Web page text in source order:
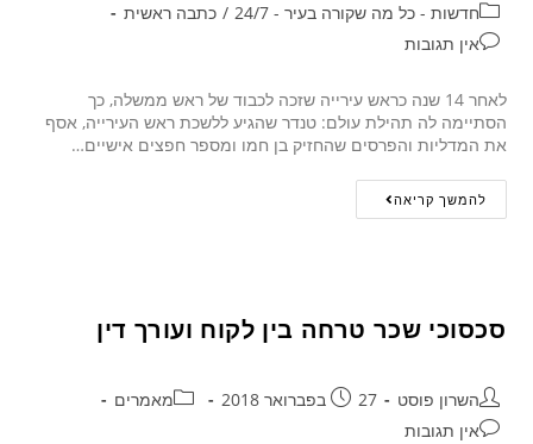
חדשות - כל מה שקורה בעיר - 24/7
/ כתבה ראשית
אין תגובות
לאחר 14 שנה כראש עירייה שזכה לכבוד של ראש ממשלה, כך
הסתיימה לה תהילת עולם: טנדר שהגיע ללשכת ראש העירייה, אסף
את המדליות והפרסים שהחזיק בן חמו ומספר חפצים אישיים…
להמשך קריאה
סכסוכי שכר טרחה בין לקוח ועורך דין
השרון פוסט 27 בפברואר 2018
מאמרים
אין תגובות